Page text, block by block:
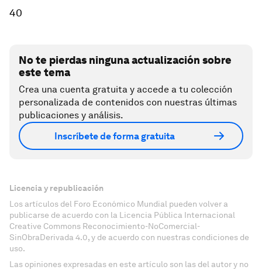
40
No te pierdas ninguna actualización sobre
este tema
Crea una cuenta gratuita y accede a tu colección
personalizada de contenidos con nuestras últimas
publicaciones y análisis.
Inscríbete de forma gratuita
Licencia y republicación
Los artículos del Foro Económico Mundial pueden volver a
publicarse de acuerdo con la Licencia Pública Internacional
Creative Commons Reconocimiento-NoComercial-
SinObraDerivada 4.0, y de acuerdo con nuestras condiciones de
uso.
Las opiniones expresadas en este artículo son las del autor y no